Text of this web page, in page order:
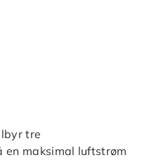
tre
maksimal luftstrøm